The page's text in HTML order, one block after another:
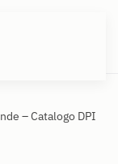
– Catalogo DPI